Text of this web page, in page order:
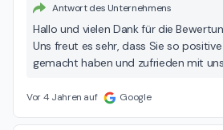
Antwort des Unternehmens
Hallo und vielen Dank für die
Uns freut es sehr, dass Sie so
gemacht haben und zufrieden mit
Grüße Gina Riehmer –
Vor 4 Jahren auf Google